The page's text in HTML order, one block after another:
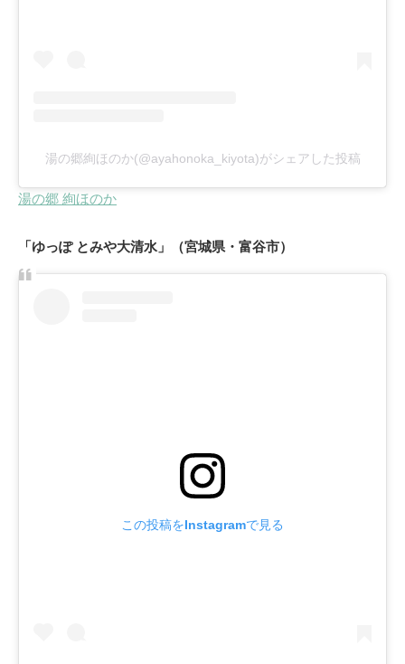
湯の郷絢ほのか(@ayahonoka_kiyota)がシェアした投稿
湯の郷 絢ほのか
「ゆっぽ とみや大清水」（宮城県・富谷市）
この投稿をInstagramで見る